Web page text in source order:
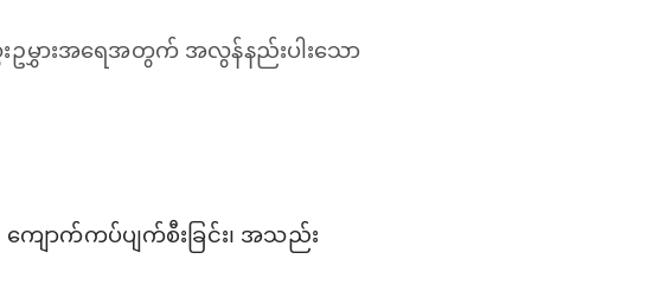
းဥမွှားအရေအတွက် အလွန်နည်းပါးသော
ကျောက်ကပ်ပျက်စီးခြင်း၊ အသည်း